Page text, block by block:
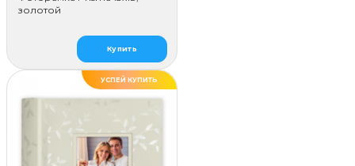
золотой
Купить
УСПЕЙ КУПИТЬ